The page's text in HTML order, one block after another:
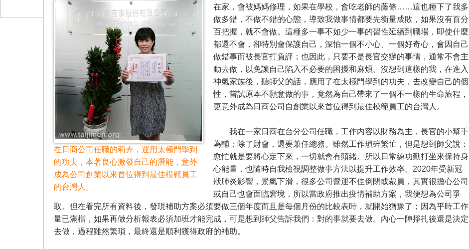
在日商公司任職的莉卉，運用太極門學到
的功夫，本著良心激發自己的潛能，意外
成為公司創業以來首位得到最佳模範員工
的台灣人。
在家，會被媽媽修理，如果在學校，會吃老師的藤條……這也種下了我多
做多錯，不做不錯的心態，導致我做事情都要先衡量成敗，如果沒有百分
百把握，就不會做。這種多一事不如少一事的習性延續到職場，即使什麼
都還不會，卻特別會保護自己，深怕一個不小心、一個好奇心，會因自己
做錯事而被長官打負評；也因此，只要不是長官交辦的事情，通常不會主
動去做，以免讓自己陷入不必要的困擾和麻煩。沒想到這樣的我，在進入
神氣家族後，聽師父的話，應用了在太極門學到的功夫，去改變自己的個
性，嘗試原本不願意做的事，竟然為自己帶來了一個不一樣的生命旅程，
更意外成為日商公司自創業以來首位得到最佳模範員工的台灣人。
我在一家日商在台分公司任職，工作內容以財務為主，長官的小幫手
為輔；除了財會，還要兼任總務。雖然工作瑣碎繁忙，但是想到師父說：
愈忙就是要將心定下來，一切就會有頭緒。所以日常練功勤打坐來保持身
心能量，也隨時自我檢視調整做事方法以提升工作效率。2020年受新冠
狀肺炎影響，景氣下滑，很多公司營運不佳倒閉或裁員，其實很擔心公司
或自己也會面臨窘境，所以當政府推出疫情補助方案，我便想為公司爭
取。但在看完所有資料後，發現補助方案必須要做三個年度而且是每個月份的比較表時，就開始猶豫了；因為平時工作
量已滿檔，如果再做分析報表必須加班才能完成，可是想到師父告訴我們：對的事就要去做。內心一陣掙扎後還是決定
去做，過程雖然繁瑣，最終還是順利獲得政府的補助。